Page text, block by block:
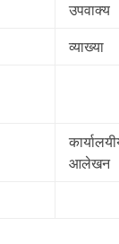
उपवाक्य
व्याख्या
आलेखन